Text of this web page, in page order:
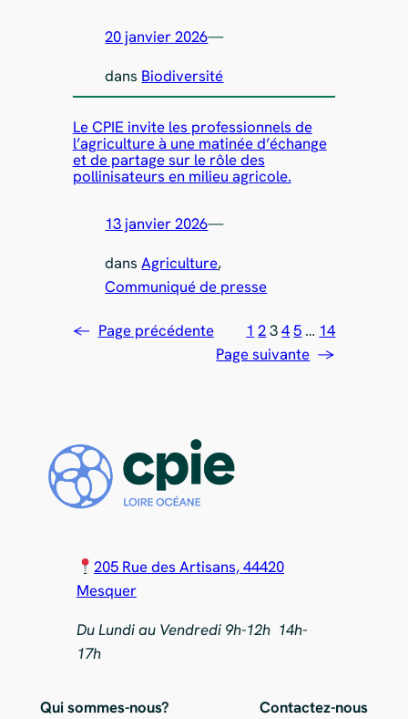
20 janvier 2026—
dans Biodiversité
Le CPIE invite les professionnels de
l’agriculture à une matinée d’échange
et de partage sur le rôle des
pollinisateurs en milieu agricole.
13 janvier 2026—
dansAgriculture
Communiqué de presse
← Page précédente 1 2345 … 14
Page suivante →
205 Rue des Artisans, 44420
Mesquer
Du Lundi au Vendredi 9h-12h 14h-
17h
Qui sommes-nous? Contactez-nous